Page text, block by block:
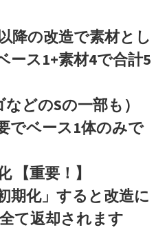
降の改造で素材とし
ース1+素材4で合計5
どのSの一部も）
でベース1体のみで
【重要！】
期化」すると改造に
て返却されます